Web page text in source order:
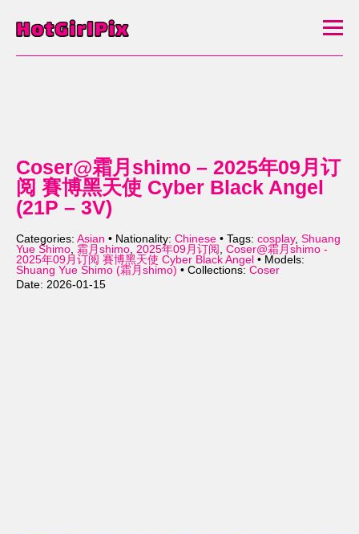
Coser@霜月shimo – 2025年09月订
阅 賽博黑天使 Cyber Black Angel
(21P – 3V)
Categories: Asian • Nationality: Chinese • Tags: cosplay, Shuang
Yue Shimo, 霜月shimo, 2025年09月订阅 , Coser@霜月shimo -
2025年09月订阅 賽博黑天使 Cyber Black Angel • Models:
Shuang Yue Shimo (霜月shimo) • Collections: Coser
Date: 2026-01-15